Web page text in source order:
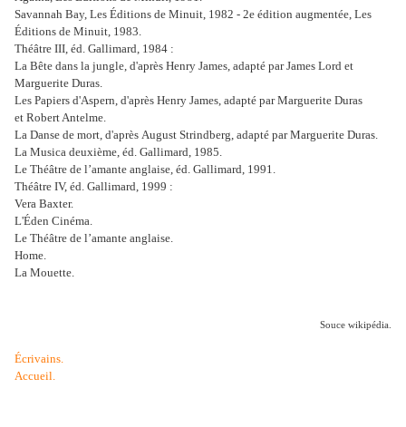
Savannah Bay, Les Éditions de Minuit, 1982 - 2e édition augmentée, Les
Éditions de Minuit, 1983.
Théâtre III, éd. Gallimard, 1984 :
La Bête dans la jungle, d'après Henry James, adapté par James Lord et
Marguerite Duras.
Les Papiers d'Aspern, d'après Henry James, adapté par Marguerite Duras
et Robert Antelme.
La Danse de mort, d'après August Strindberg, adapté par Marguerite Duras.
La Musica deuxième, éd. Gallimard, 1985.
Le Théâtre de l’amante anglaise, éd. Gallimard, 1991.
Théâtre IV, éd. Gallimard, 1999 :
Vera Baxter.
L'Éden Cinéma.
Le Théâtre de l’amante anglaise.
Home.
La Mouette.
Souce wikipédia.
Écrivains.
Accueil.